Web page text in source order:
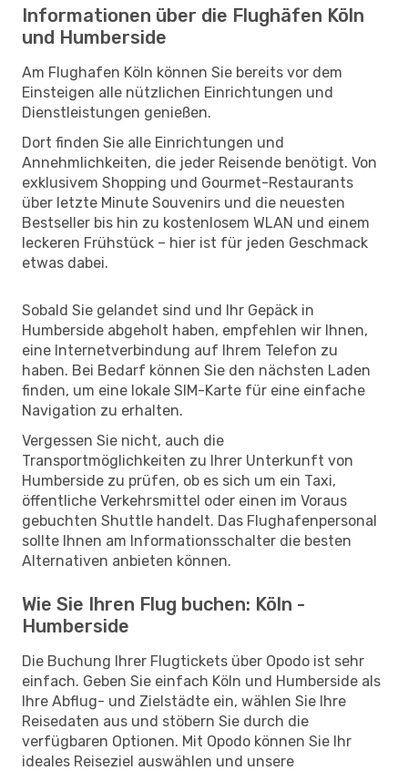
Informationen über die Flughäfen Köln
und Humberside
Am Flughafen Köln können Sie bereits vor dem
Einsteigen alle nützlichen Einrichtungen und
Dienstleistungen genießen.
Dort finden Sie alle Einrichtungen und
Annehmlichkeiten, die jeder Reisende benötigt. Von
exklusivem Shopping und Gourmet-Restaurants
über letzte Minute Souvenirs und die neuesten
Bestseller bis hin zu kostenlosem WLAN und einem
leckeren Frühstück – hier ist für jeden Geschmack
etwas dabei.
Sobald Sie gelandet sind und Ihr Gepäck in
Humberside abgeholt haben, empfehlen wir Ihnen,
eine Internetverbindung auf Ihrem Telefon zu
haben. Bei Bedarf können Sie den nächsten Laden
finden, um eine lokale SIM-Karte für eine einfache
Navigation zu erhalten.
Vergessen Sie nicht, auch die
Transportmöglichkeiten zu Ihrer Unterkunft von
Humberside zu prüfen, ob es sich um ein Taxi,
öffentliche Verkehrsmittel oder einen im Voraus
gebuchten Shuttle handelt. Das Flughafenpersonal
sollte Ihnen am Informationsschalter die besten
Alternativen anbieten können.
Wie Sie Ihren Flug buchen: Köln -
Humberside
Die Buchung Ihrer Flugtickets über Opodo ist sehr
einfach. Geben Sie einfach Köln und Humberside als
Ihre Abflug- und Zielstädte ein, wählen Sie Ihre
Reisedaten aus und stöbern Sie durch die
verfügbaren Optionen. Mit Opodo können Sie Ihr
ideales Reiseziel auswählen und unsere